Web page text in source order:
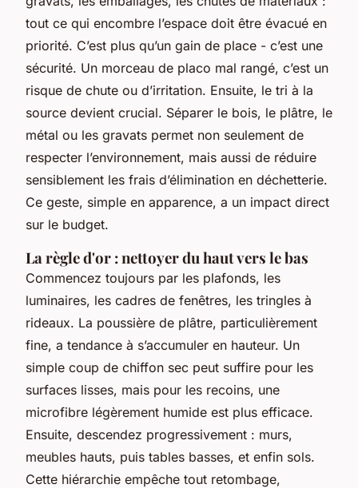
tout ce qui encombre l’espace doit être évacué en
priorité. C’est plus qu’un gain de place - c’est une
sécurité. Un morceau de placo mal rangé, c’est un
risque de chute ou d’irritation. Ensuite, le tri à la
source devient crucial. Séparer le bois, le plâtre, le
métal ou les gravats permet non seulement de
respecter l’environnement, mais aussi de réduire
sensiblement les frais d’élimination en déchetterie.
Ce geste, simple en apparence, a un impact direct
sur le budget.
La règle d'or : nettoyer du haut vers le bas
Commencez toujours par les plafonds, les
luminaires, les cadres de fenêtres, les tringles à
rideaux. La poussière de plâtre, particulièrement
fine, a tendance à s’accumuler en hauteur. Un
simple coup de chiffon sec peut suffire pour les
surfaces lisses, mais pour les recoins, une
microfibre légèrement humide est plus efficace.
Ensuite, descendez progressivement : murs,
meubles hauts, puis tables basses, et enfin sols.
Cette hiérarchie empêche tout retombage,